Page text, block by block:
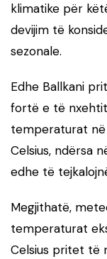
klimatike për
devijim të
sezonale.
Edhe Ballkani
fortë e të
temperaturat
Celsius, ndërsa
edhe të
Megjithatë,
temperaturat
Celsius pritet të